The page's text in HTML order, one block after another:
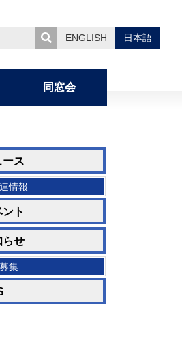
ENGLISH 日本語
ディプロマ）
／学位論文審査基準
い
メッセージ
ージ
と対応について
学金
学保険について
同窓会
ース
情報
ト
らせ
集